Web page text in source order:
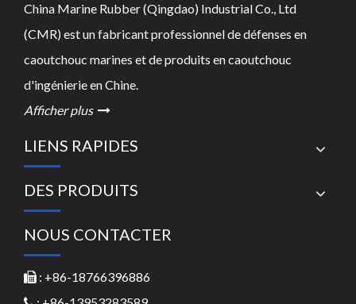
China Marine Rubber (Qingdao) Industrial Co., Ltd
(CMR) est un fabricant professionnel de défenses en
caoutchouc marines et de produits en caoutchouc
d'ingénierie en Chine.
Afficher plus 
LIENS RAPIDES
DES PRODUITS
NOUS CONTACTER
 : +86-18766396886